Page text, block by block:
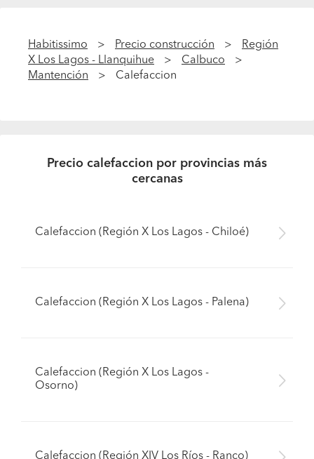
Habitissimo Precio construcción
Región
X Los Lagos - Llanquihue
Calbuco
Mantención
Calefaccion
Precio calefaccion por provincias más
cercanas
Calefaccion (Región X Los Lagos - Chiloé)
Calefaccion (Región X Los Lagos - Palena)
Calefaccion (Región X Los Lagos -
Osorno)
Calefaccion (Región XIV Los Ríos - Ranco)